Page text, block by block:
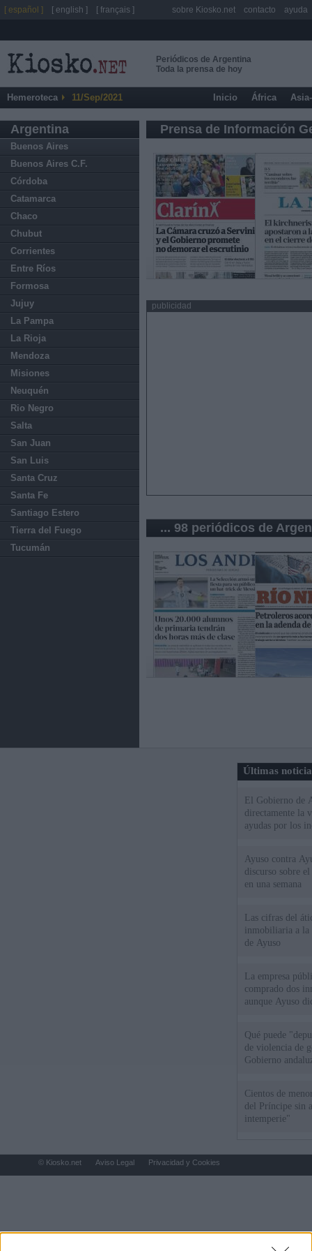
Periódicos de Argentina
Toda la prensa de hoy
Hemeroteca 11/Sep/2021 Inicio África
Argentina
Buenos Aires
Buenos Aires C.F.
Córdoba
Catamarca
Chaco
Chubut
Corrientes
Entre Ríos
Formosa
Jujuy
La Pampa
La Rioja
Mendoza
Misiones
Neuquén
Rio Negro
Salta
San Juan
San Luis
Santa Cruz
Santa Fe
Santiago Estero
Tierra del Fuego
Tucumán
Prensa de Información
publicidad
... 98 periódicos de
Últimas
El Gobierno de
directamente la
ayudas por los
Ayuso contra
discurso sobre
en una semana
Las cifras del
inmobiliaria a la
de Ayuso
La empresa
comprado dos
aunque Ayuso
Qué puede
de violencia de
Gobierno
Cientos de
del Príncipe sin
intemperie"
[ español ] [ english ] [ français ] sobre Kiosko.net contacto ayuda
© Kiosko.net Aviso Legal Privacidad y Cookies